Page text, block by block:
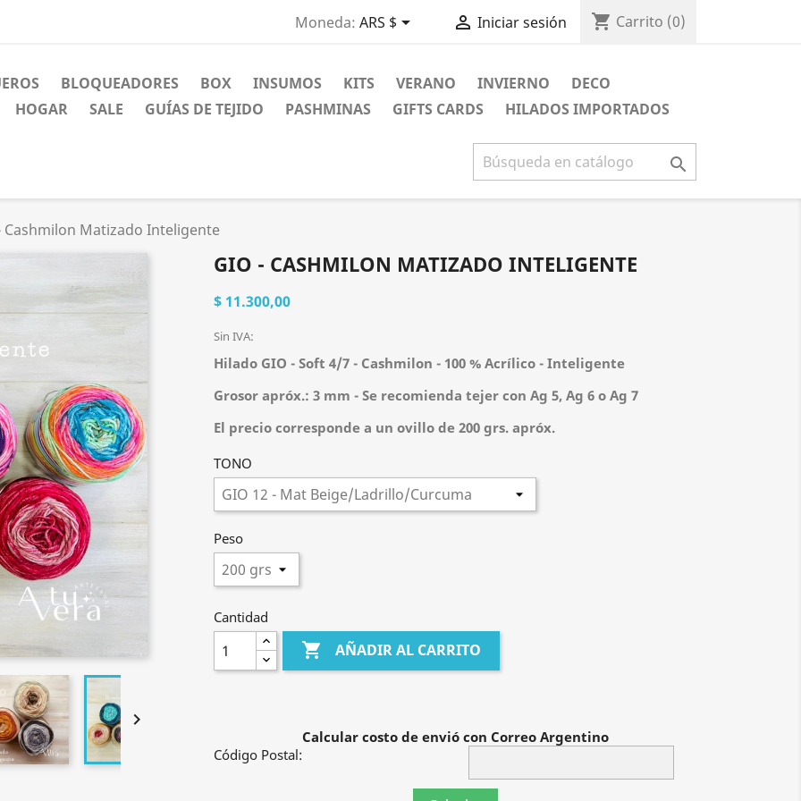
Moneda: ARS $  Iniciar sesión shopping_cart Carrito (0)
BLOQUEADORES BOX INSUMOS KITS VERANO INVIERNO
DECO
HOGAR
SALE GUÍAS DE TEJIDO PASHMINAS GIFTS CARDS HILADOS IMPORTADOS

Cashmilon Matizado Inteligente

GIO - CASHMILON MATIZADO INTELIGENTE
$ 11.300,00
Sin IVA:
Hilado GIO - Soft 4/7 - Cashmilon - 100 % Acrílico - Inteligente
Grosor apróx.: 3 mm - Se recomienda tejer con Ag 5, Ag 6 o Ag 7
El precio corresponde a un ovillo de 200 grs. apróx.
TONO
Peso
Cantidad
 AÑADIR AL CARRITO
Calcular costo de envió con Correo Argentino
Código Postal: